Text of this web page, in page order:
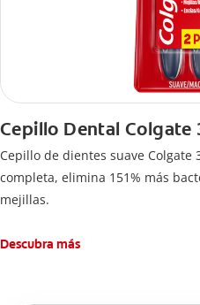
Cepillo Dental Colgate
Cepillo de dientes suave Colgate
completa, elimina 151% más
mejillas.
Descubra más